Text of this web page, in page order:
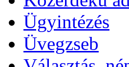
Ügyintézés
Üvegzseb